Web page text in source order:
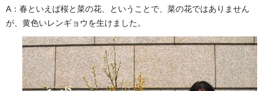
A：春といえば桜と菜の花、ということで、菜の花ではありません
が、黄色いレンギョウを生けました。